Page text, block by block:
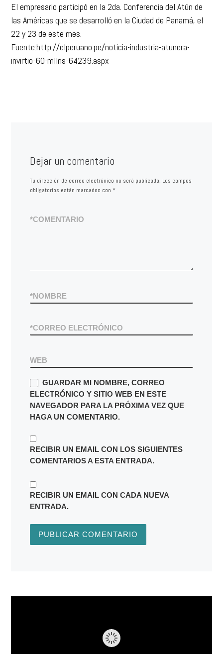
El empresario participó en la 2da. Conferencia del Atún de
las Américas que se desarrolló en la Ciudad de Panamá, el
22 y 23 de este mes.
Fuente:http://elperuano.pe/noticia-industria-atunera-
invirtio-60-mllns-64239.aspx
Dejar un comentario
Tu dirección de correo electrónico no será publicada. Los campos
obligatorios están marcados con *
COMENTARIO
*
NOMBRE
*
CORREO ELECTRÓNICO
*
WEB
GUARDAR MI NOMBRE, CORREO
ELECTRÓNICO Y SITIO WEB EN ESTE
NAVEGADOR PARA LA PRÓXIMA VEZ QUE
HAGA UN COMENTARIO.
RECIBIR UN EMAIL CON LOS SIGUIENTES
COMENTARIOS A ESTA ENTRADA.
RECIBIR UN EMAIL CON CADA NUEVA
ENTRADA.